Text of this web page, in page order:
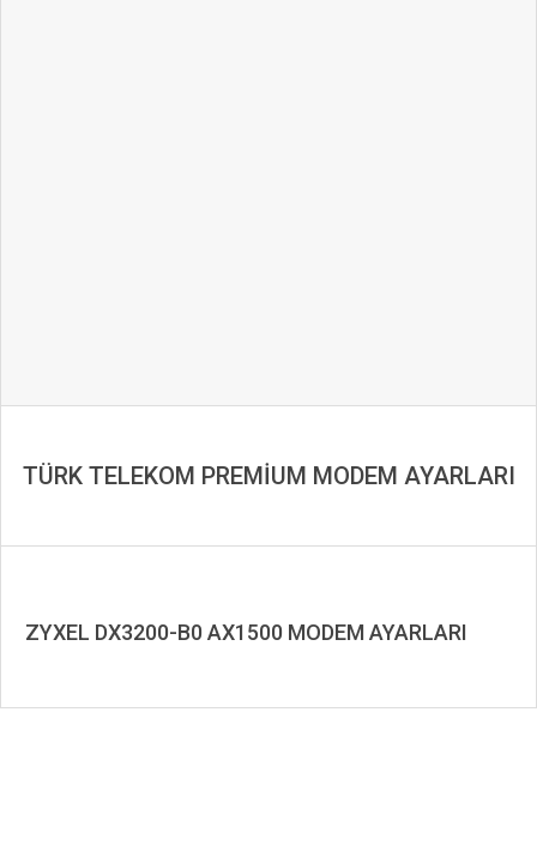
TÜRK TELEKOM PREMİUM MODEM AYARLARI
ZYXEL DX3200-B0 AX1500 MODEM AYARLARI